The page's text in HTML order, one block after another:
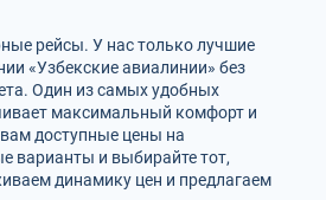
рейсы. У нас только лучшие
«Узбекские авиалинии» без
Один из самых удобных
максимальный комфорт и
доступные цены на
варианты и выбирайте тот,
динамику цен и предлагаем